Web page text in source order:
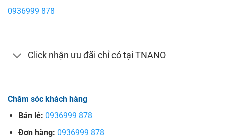
0936999 878
Click nhận ưu đãi chỉ có tại TNANO
Chăm sóc khách hàng
Bán lẻ: 0936999 878
Đơn hàng: 0936999 878